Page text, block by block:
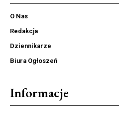
O Nas
Redakcja
Dziennikarze
Biura Ogłoszeń
Informacje